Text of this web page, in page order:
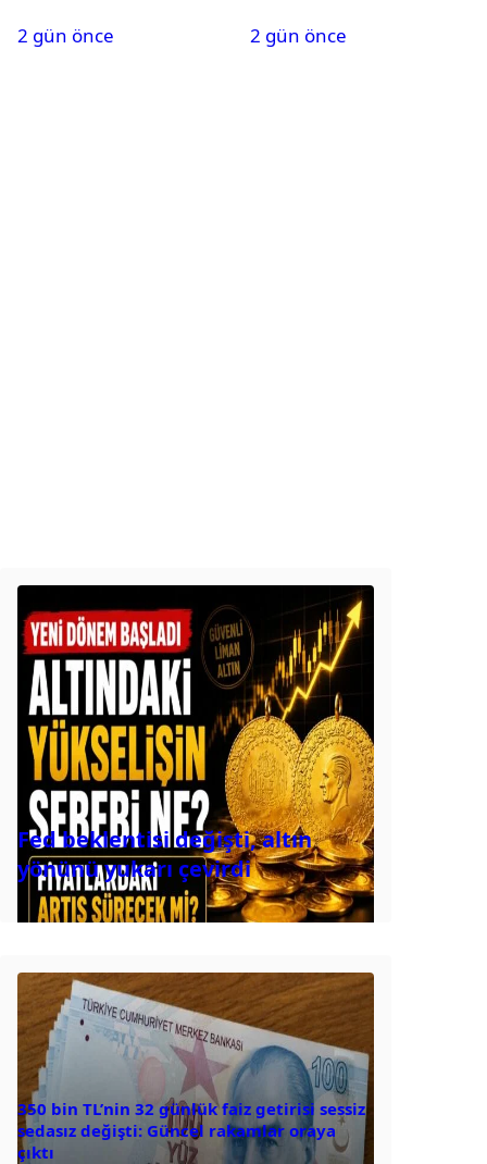
2 gün önce
2 gün önce
Fed beklentisi değişti, altın
yönünü yukarı çevirdi
350 bin TL’nin 32 günlük faiz getirisi sessiz
sedasız değişti: Güncel rakamlar oraya
çıktı